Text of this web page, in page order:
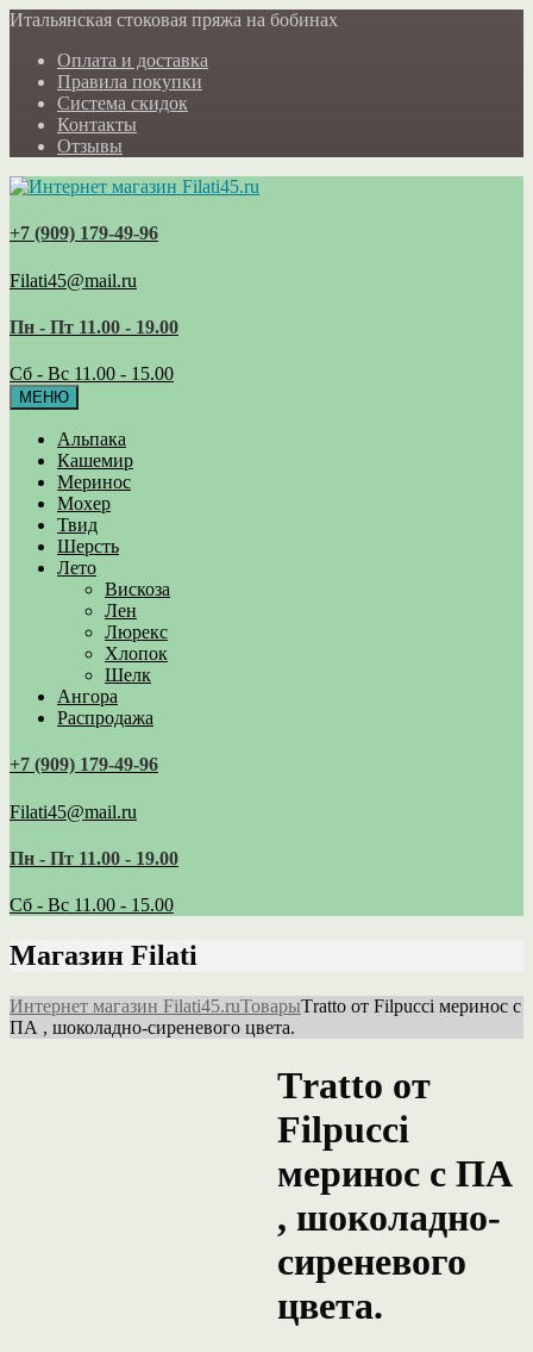
Итальянская стоковая пряжа на бобинах
Оплата и доставка
Правила покупки
Система скидок
Контакты
Отзывы
+7 (909) 179‑49-96
Filati45@mail.ru
Пн - Пт 11.00 - 19.00
Сб - Вс 11.00 - 15.00
МЕНЮ
Альпака
Кашемир
Меринос
Мохер
Твид
Шерсть
Лето
Вискоза
Лен
Люрекс
Хлопок
Шелк
Ангора
Распродажа
+7 (909) 179‑49-96
Filati45@mail.ru
Пн - Пт 11.00 - 19.00
Сб - Вс 11.00 - 15.00
Магазин Filati
Интернет магазин Filati45.ruТоварыТratto от Filpucci меринос с
ПА , шоколадно-сиреневого цвета.
Тratto от
Filpucci
меринос с ПА
, шоколадно-
сиреневого
цвета.